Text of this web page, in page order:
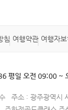
침 여행약관 여행자
평일 오전 09:00 ~
주소 : 광주광역시